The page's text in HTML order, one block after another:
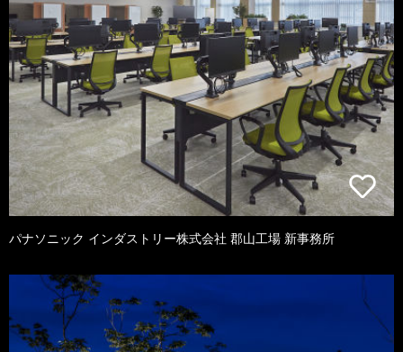
パナソニック インダストリー株式会社 郡山工場 新事務所